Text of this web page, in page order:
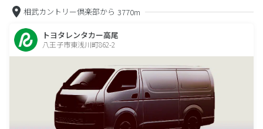
相武カントリー倶楽部から 3770m
トヨタレンタカー高尾
八王子市東浅川町862-2